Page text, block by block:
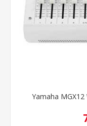
Yamaha